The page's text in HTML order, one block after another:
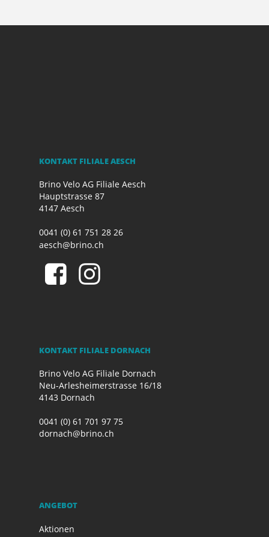
KONTAKT FILIALE AESCH
Brino Velo AG Filiale Aesch
Hauptstrasse 87
4147 Aesch
0041 (0) 61 751 28 26
aesch@brino.ch
KONTAKT FILIALE DORNACH
Brino Velo AG Filiale Dornach
Neu-Arlesheimerstrasse 16/18
4143 Dornach
0041 (0) 61 701 97 75
dornach@brino.ch
ANGEBOT
Aktionen